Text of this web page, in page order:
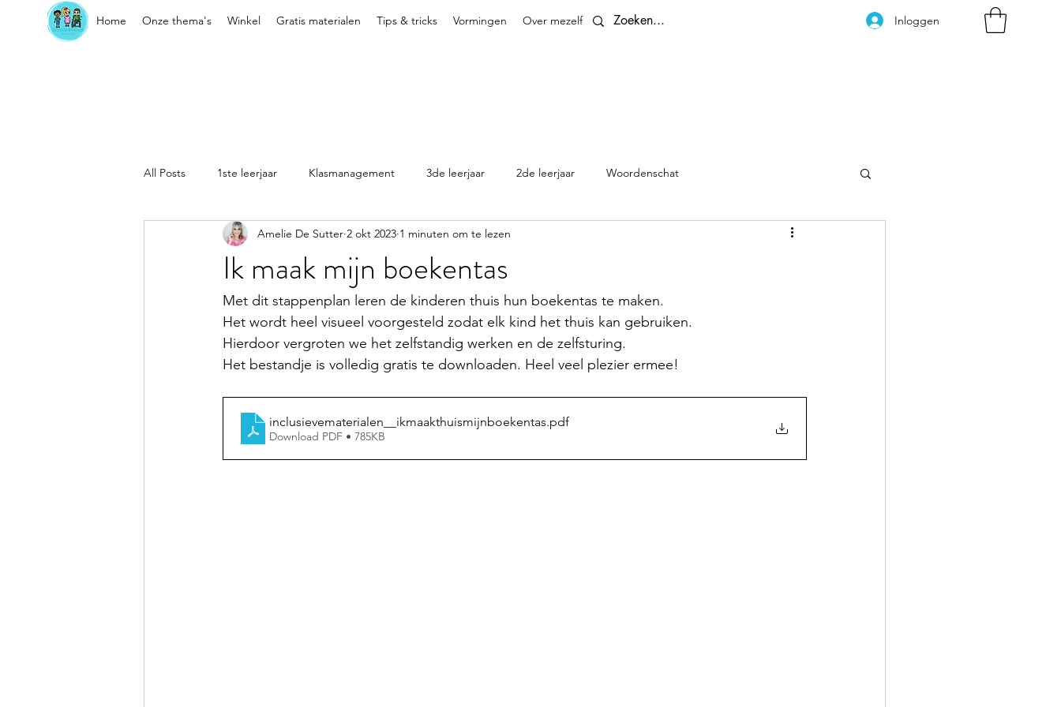
Home Onze thema's Winkel Gratis materialen Tips & tricks Vormingen Over mezelf Contact Inloggen
All Posts 1ste leerjaar Klasmanagement 3de leerjaar 2de leerjaar Woordenschat
Sociaal-emotionele vaardigheden 4de leerjaar planningen
Klasorganisatie Klasthema's en kalenders
Ik maak mijn boekentas
Amelie De Sutter 2 okt 2023 1 minuten om te lezen
Met dit stappenplan leren de kinderen thuis hun boekentas te maken.
Het wordt heel visueel voorgesteld zodat elk kind het thuis kan gebruiken.
Hierdoor vergroten we het zelfstandig werken en de zelfsturing.
Het bestandje is volledig gratis te downloaden. Heel veel plezier ermee!
inclusievematerialen__ikmaakthuismijnboekentas.pdf
Download PDF • 785KB